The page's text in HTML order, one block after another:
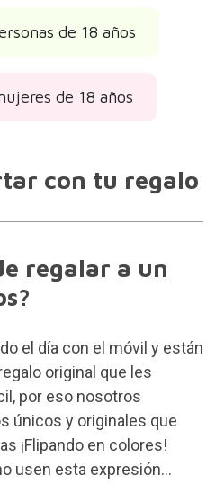
de 18 años
de 18 años
con tu regalo
regalar a un
el día con el móvil y están
original que les
por eso nosotros
únicos y originales que
¡Flipando en colores!
usen esta expresión…